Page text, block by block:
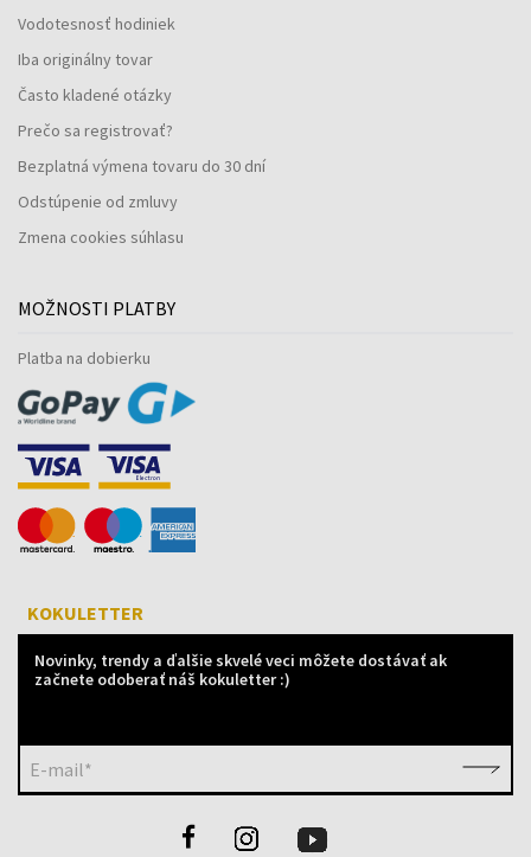
Vodotesnosť hodiniek
Iba originálny tovar
Často kladené otázky
Prečo sa registrovať?
Bezplatná výmena tovaru do 30 dní
Odstúpenie od zmluvy
Zmena cookies súhlasu
MOŽNOSTI PLATBY
Platba na dobierku
KOKULETTER
Novinky, trendy a ďalšie skvelé veci môžete dostávať ak
začnete odoberať náš kokuletter :)
E-mail*